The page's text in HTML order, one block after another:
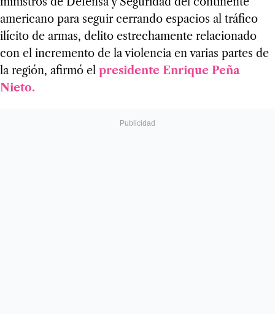
americano para seguir cerrando espacios al tráfico
ilícito de armas, delito estrechamente relacionado
con el incremento de la violencia en varias partes de
la región, afirmó el presidente Enrique Peña
Nieto.